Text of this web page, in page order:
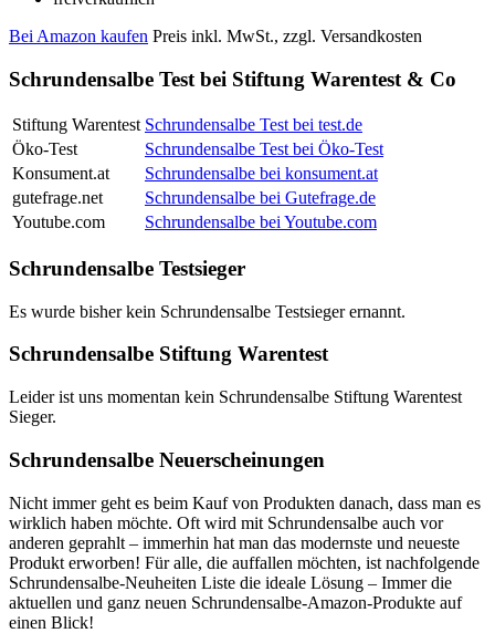
Bei Amazon kaufen Preis inkl. MwSt., zzgl. Versandkosten
Schrundensalbe Test bei Stiftung Warentest & Co
Stiftung Warentest Schrundensalbe Test bei test.de
Öko-Test
Schrundensalbe Test bei Öko-Test
Konsument.at
Schrundensalbe bei konsument.at
gutefrage.net
Schrundensalbe bei Gutefrage.de
Youtube.com
Schrundensalbe bei Youtube.com
Schrundensalbe Testsieger
Es wurde bisher kein Schrundensalbe Testsieger ernannt.
Schrundensalbe Stiftung Warentest
Leider ist uns momentan kein Schrundensalbe Stiftung Warentest
Sieger.
Schrundensalbe Neuerscheinungen
Nicht immer geht es beim Kauf von Produkten danach, dass man es
wirklich haben möchte. Oft wird mit Schrundensalbe auch vor
anderen geprahlt – immerhin hat man das modernste und neueste
Produkt erworben! Für alle, die auffallen möchten, ist nachfolgende
Schrundensalbe-Neuheiten Liste die ideale Lösung – Immer die
aktuellen und ganz neuen Schrundensalbe-Amazon-Produkte auf
einen Blick!